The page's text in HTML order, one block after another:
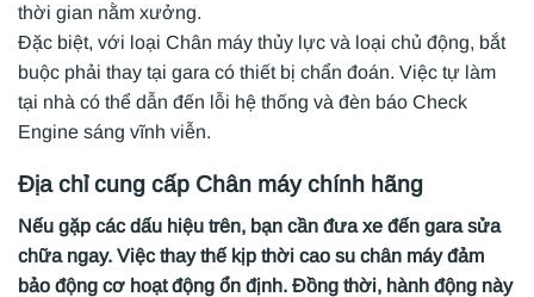
thời gian nằm xưởng.
Đặc biệt, với loại Chân máy thủy lực và loại chủ động, bắt
buộc phải thay tại gara có thiết bị chẩn đoán. Việc tự làm
tại nhà có thể dẫn đến lỗi hệ thống và đèn báo Check
Engine sáng vĩnh viễn.
Địa chỉ cung cấp Chân máy chính hãng
Nếu gặp các dấu hiệu trên, bạn cần đưa xe đến gara sửa
chữa ngay. Việc thay thế kịp thời cao su chân máy đảm
bảo động cơ hoạt động ổn định. Đồng thời, hành động này